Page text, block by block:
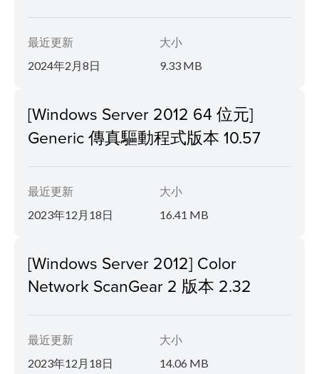
最近更新
2024年2月8日
大小
9.33 MB
[Windows Server 2012 64 位元]
Generic 傳真驅動程式版本 10.57
最近更新
2023年12月18日
大小
16.41 MB
[Windows Server 2012] Color
Network ScanGear 2 版本 2.32
最近更新
2023年12月18日
大小
14.06 MB